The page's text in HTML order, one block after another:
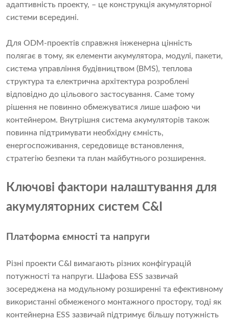
адаптивність проекту, – це конструкція акумуляторної
системи всередині.
Для ODM-проектів справжня інженерна цінність
полягає в тому, як елементи акумулятора, модулі, пакети,
система управління будівництвом (BMS), теплова
структура та електрична архітектура розроблені
відповідно до цільового застосування. Саме тому
рішення не повинно обмежуватися лише шафою чи
контейнером. Внутрішня система акумуляторів також
повинна підтримувати необхідну ємність,
енергоспоживання, середовище встановлення,
стратегію безпеки та план майбутнього розширення.
Ключові фактори налаштування для
акумуляторних систем C&I
Платформа ємності та напруги
Різні проекти C&I вимагають різних конфігурацій
потужності та напруги. Шафова ESS зазвичай
зосереджена на модульному розширенні та ефективному
використанні обмеженого монтажного простору, тоді як
контейнерна ESS зазвичай підтримує більшу потужність